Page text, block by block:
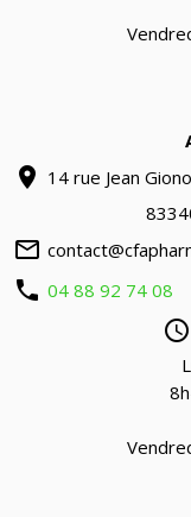
location_on 14 rue Jean
mail_outline
phone 04 88 92 74 08
query_builder